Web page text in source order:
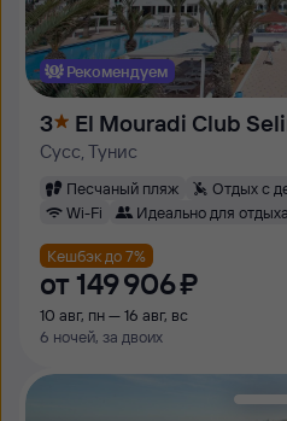
Рекомендуем
3 El Mouradi Club
Сусс, Тунис
Песчаный пляж Отдых с
Wi-Fi
Идеально для
Кешбэк до 7%
от 149 ⁠906 ⁠₽
10 авг, пн — 16 авг, вс
6 ночей, за двоих